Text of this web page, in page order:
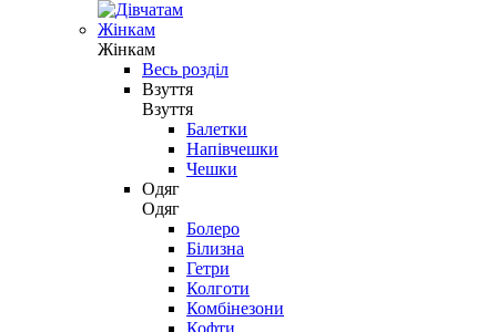
Жінкам
Жінкам
Весь розділ
Взуття
Взуття
Балетки
Напівчешки
Чешки
Одяг
Одяг
Болеро
Білизна
Гетри
Колготи
Комбінезони
Кофти